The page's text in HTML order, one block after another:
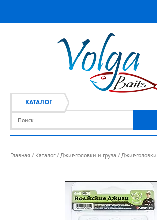
КАТАЛОГ
Главная / Каталог / Джиг-головки и груза / Джиг-головки